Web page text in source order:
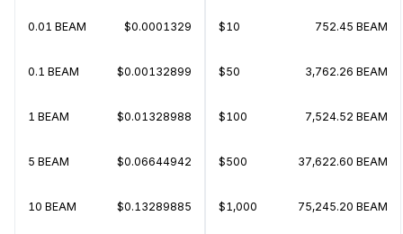
0.01 BEAM $0.0001329
0.1 BEAM $0.00132899
1 BEAM $0.01328988
5 BEAM $0.06644942
10 BEAM $0.13289885
$10 752.45 BEAM
$50 3,762.26 BEAM
$100 7,524.52 BEAM
$500 37,622.60 BEAM
$1,000 75,245.20 BEAM